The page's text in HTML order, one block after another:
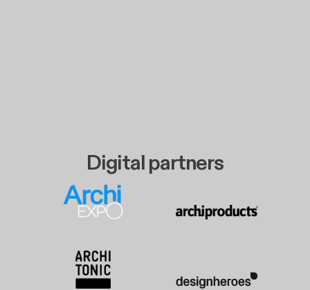
Digital partners